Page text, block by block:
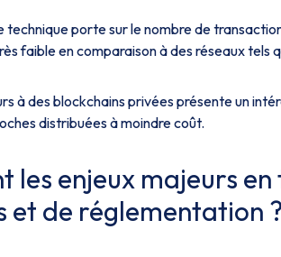
technique porte sur le nombre de
faible en comparaison à des réseaux tels
à des blockchains privées présente un
distribuées à moindre coût.
les enjeux majeurs
et de réglementation ?